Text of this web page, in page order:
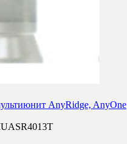
AnyRidge, AnyOne